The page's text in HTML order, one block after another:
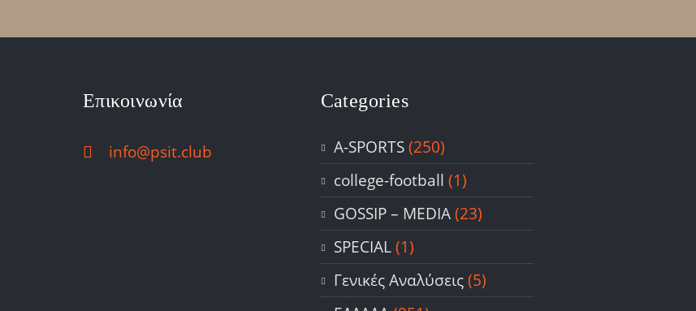
Επικοινωνία
info@psit.club
Categories
A-SPORTS(250)
college-football (1)
GOSSIP – ΜΕDIA(23)
SPECIAL(1)
Γενικές Αναλύσεις(5)